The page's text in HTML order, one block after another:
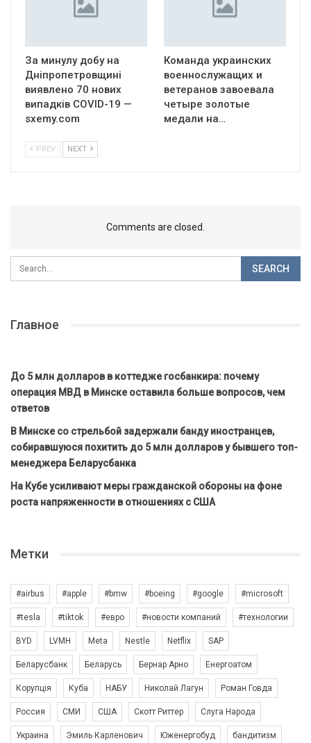
За минулу добу на
Дніпропетровщині
виявлено 70 нових
випадків COVID-19 —
sxemy.com
Команда украинских
военнослужащих и
ветеранов завоевала
четыре золотые
медали на…
PREV NEXT
Comments are closed.
Главное
До 5 млн долларов в коттедже госбанкира: почему
операция МВД в Минске оставила больше вопросов, чем
ответов
В Минске со стрельбой задержали банду иностранцев,
собиравшуюся похитить до 5 млн долларов у бывшего топ-
менеджера Беларусбанка
На Кубе усиливают меры гражданской обороны на фоне
роста напряженности в отношениях с США
Метки
#airbus #apple #bmw #boeing #google #microsoft
#tesla #tiktok #евро #новости компаний #технологии
BYD LVMH Meta Nestle Netflix SAP
Беларусбанк Беларусь Бернар Арно Енергоатом
Корупція Куба НАБУ Николай Лагун Роман Говда
Россия СМИ США Скотт Риттер Слуга Народа
Украина Эмиль Карленович Юженергобуд бандитизм